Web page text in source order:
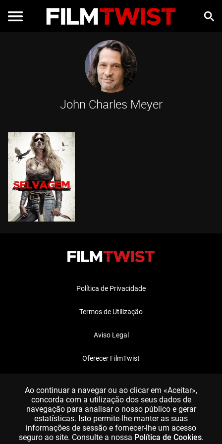
John Charles Meyer
Política de Privacidade
Termos de Utilização
Aviso Legal
Oferecer FilmTwist
Ao continuar a navegar ou ao clicar em «Aceitar»,
concorda com a utilização dos seus dados de
navegação para analisar o nosso público e gerar
estatísticas. Isto permite-lhe manter as suas
informações de sessão e fornecer-lhe um acesso
seguro ao site. Consulte a nossa Política de Cookies.